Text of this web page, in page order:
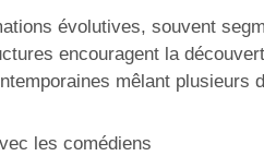
évolutives, souvent
encouragent la
mêlant plusieurs
les comédiens